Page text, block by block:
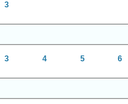
3
3 4 5 6